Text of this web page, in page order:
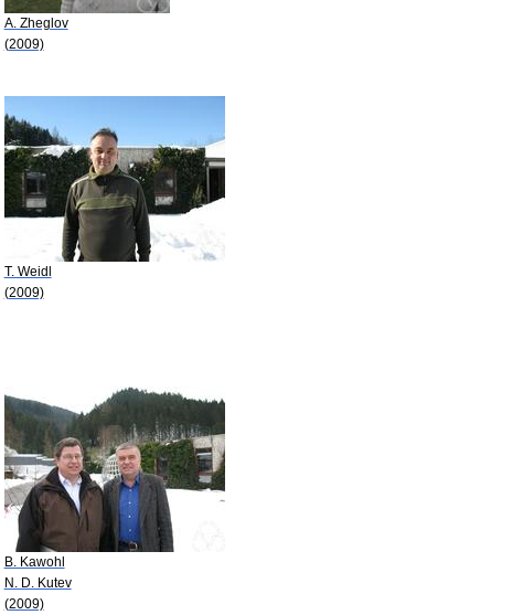
A. Zheglov
(2009)
T. Weidl
(2009)
B. Kawohl
N. D. Kutev
(2009)